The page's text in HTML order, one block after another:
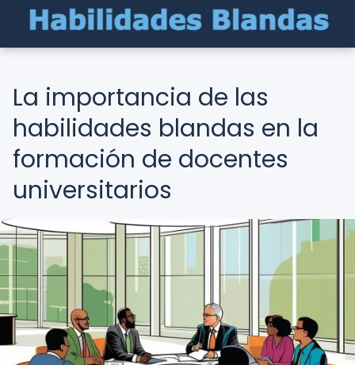
La importancia de las
habilidades blandas en la
formación de docentes
universitarios